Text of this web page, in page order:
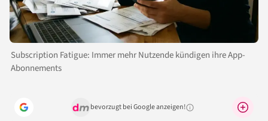
Subscription Fatigue: Immer mehr Nutzende kündigen ihre App-
Abonnements
bevorzugt bei Google anzeigen!Warum lohnt sich das?